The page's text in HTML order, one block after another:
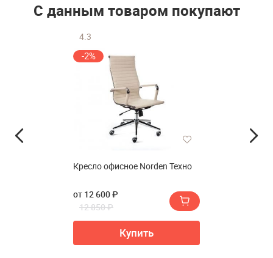
С данным товаром покупают
4.3
-2%
Кресло офисное Norden Техно
от 12 600 ₽
12 850 ₽
Купить